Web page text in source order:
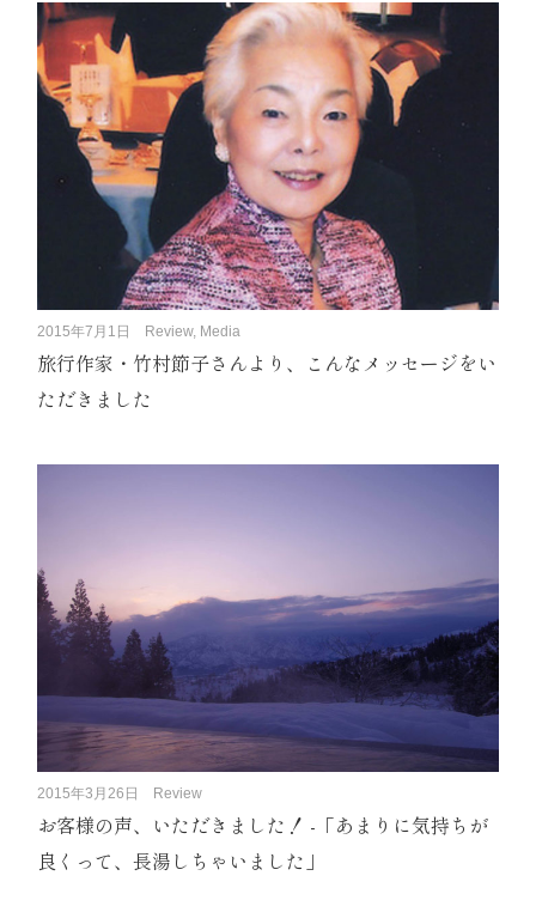
2015年7月1日 Review, Media
旅行作家・竹村節子さんより、こんなメッセージをい
ただきました
2015年3月26日 Review
お客様の声、いただきました！ -「あまりに気持ちが
良くって、長湯しちゃいました」